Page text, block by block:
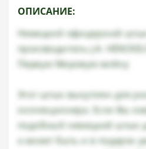
ОПИСАНИЕ:
Немецкий офицерский
производитель J.A.
Первую Мировую войну
Этот штык выкуплен для
коллекционера. Если Вы
подобный немецкий штык
а может быть и в подарок